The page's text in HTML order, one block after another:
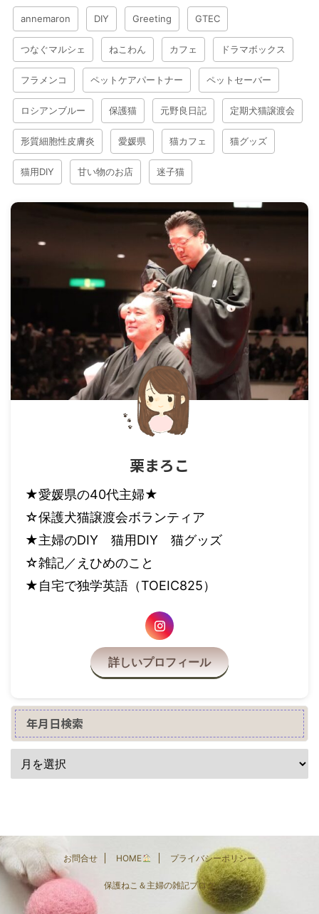
annemaron DIY Greeting GTEC
つなぐマルシェ ねこわん カフェ ドラマボックス
フラメンコ ペットケアパートナー ペットセーバー
ロシアンブルー 保護猫 元野良日記 定期犬猫譲渡会
形質細胞性皮膚炎 愛媛県 猫カフェ 猫グッズ
猫用DIY 甘い物のお店 迷子猫
栗まろこ
★愛媛県の40代主婦★
☆保護犬猫譲渡会ボランティア
★主婦のDIY 猫用DIY 猫グッズ
☆雑記／えひめのこと
★自宅で独学英語（TOEIC825）
詳しいプロフィール
年月日検索
お問合せ HOME プライバシーポリシー
保護ねこ＆主婦の雑記ブログ